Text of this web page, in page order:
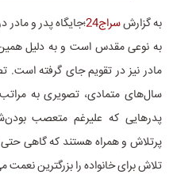
به گزارشسراج24
؛جایگاه پدر و مادر
به نوعی مقدس است و به دلیل همین
مادر نیز در تقویم جای گرفته است.
سال‌های متمادی، تصویری به
پدرهایی که علیرغم متعصب
پرتلاش و همراه هستند که گاهی
تلاش برای خانواده را بزرگترین نعمت